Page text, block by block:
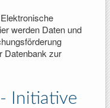
werden Daten und
Datenbank zur
Initiative